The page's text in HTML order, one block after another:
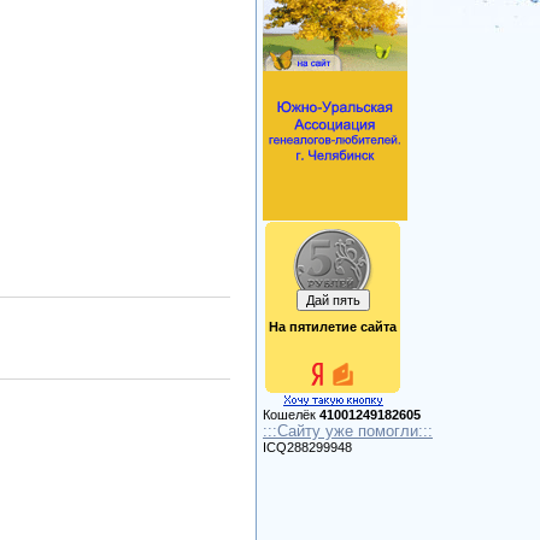
На пятилетие сайта
Кошелёк 41001249182605
:::Сайту уже помогли:::
ICQ288299948